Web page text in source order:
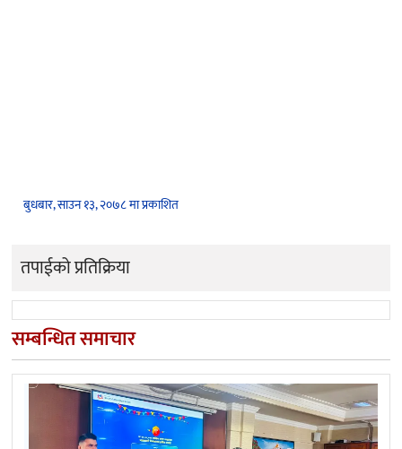
बुधबार, साउन १३, २०७८ मा प्रकाशित
तपाईको प्रतिक्रिया
सम्बन्धित समाचार